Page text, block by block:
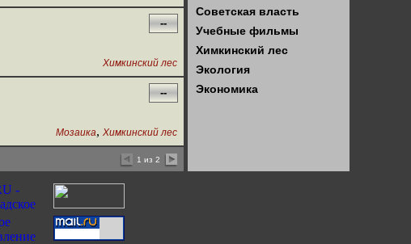
--
Химкинский лес
--
Мозаика, Химкинский лес
1 из 2
Советская власть
Учебные фильмы
Химкинский лес
Экология
Экономика